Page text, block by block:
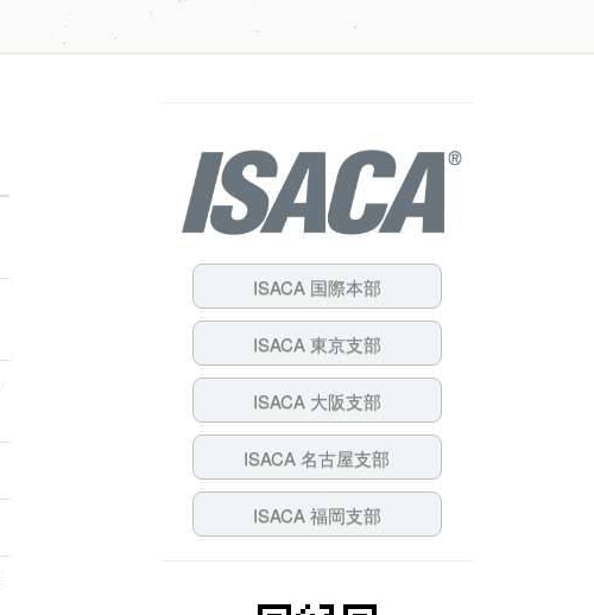
ISACA 国際本部
ISACA 東京支部
ISACA 大阪支部
ISACA 名古屋支部
ISACA 福岡支部